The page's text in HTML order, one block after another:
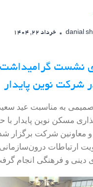
danial خرداد 22, 1404
نشست گرامیداشت
شرکت نوین پایدار
به مناسبت عید
مسکن نوین پایدار با
و معاونین شرکت برگزار
ارتباطات
دینی و فرهنگی انجام